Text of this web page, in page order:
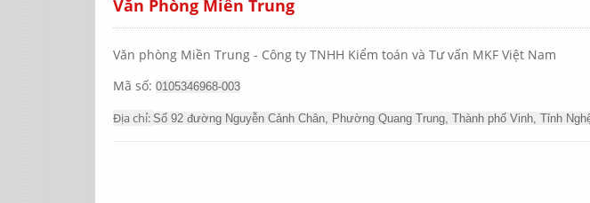
Văn Phòng Miền Trung
Văn phòng Miền Trung - Công ty TNHH Kiểm toán và Tư vấn MKF Việt Nam
Mã số: 0105346968-003
Địa chỉ: Số 92 đường Nguyễn Cảnh Chân, Phường Quang Trung, Thành phố Vinh, Tỉnh